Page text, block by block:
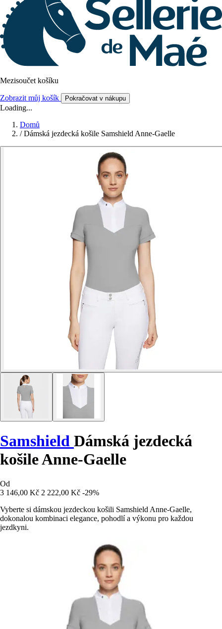
Mezisoučet košíku
Zobrazit můj košík Pokračovat v nákupu
Loading...
Domů
/ Dámská jezdecká košile Samshield Anne-Gaelle
Samshield Dámská jezdecká
košile Anne-Gaelle
Od
3 146,00 Kč 2 222,00 Kč -29%
Vyberte si dámskou jezdeckou košili Samshield Anne-Gaelle,
dokonalou kombinaci elegance, pohodlí a výkonu pro každou
jezdkyni.